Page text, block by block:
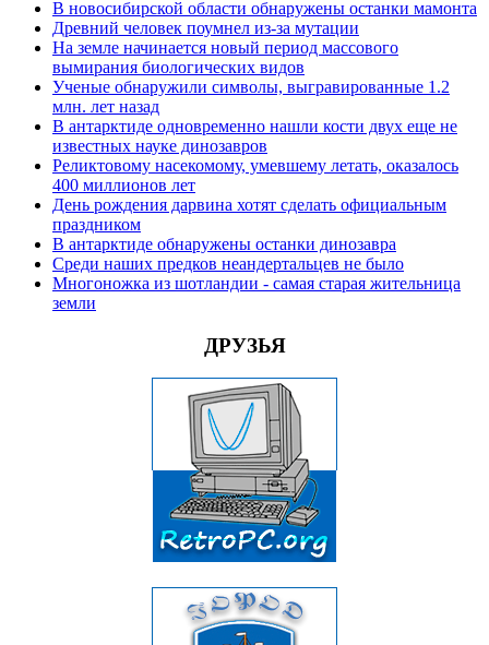
В новосибирской области обнаружены останки мамонта
Древний человек поумнел из-за мутации
На земле начинается новый период массового
вымирания биологических видов
Ученые обнаружили символы, выгравированные 1.2
млн. лет назад
В антарктиде одновременно нашли кости двух еще не
известных науке динозавров
Реликтовому насекомому, умевшему летать, оказалось
400 миллионов лет
День рождения дарвина хотят сделать официальным
праздником
В антарктиде обнаружены останки динозавра
Среди наших предков неандертальцев не было
Многоножка из шотландии - самая старая жительница
земли
ДРУЗЬЯ